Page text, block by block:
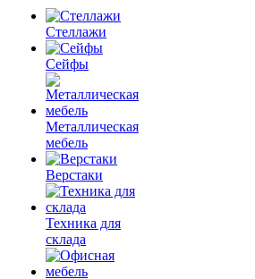
Стеллажи
Сейфы
Металлическая
мебель
Верстаки
Техника для
склада